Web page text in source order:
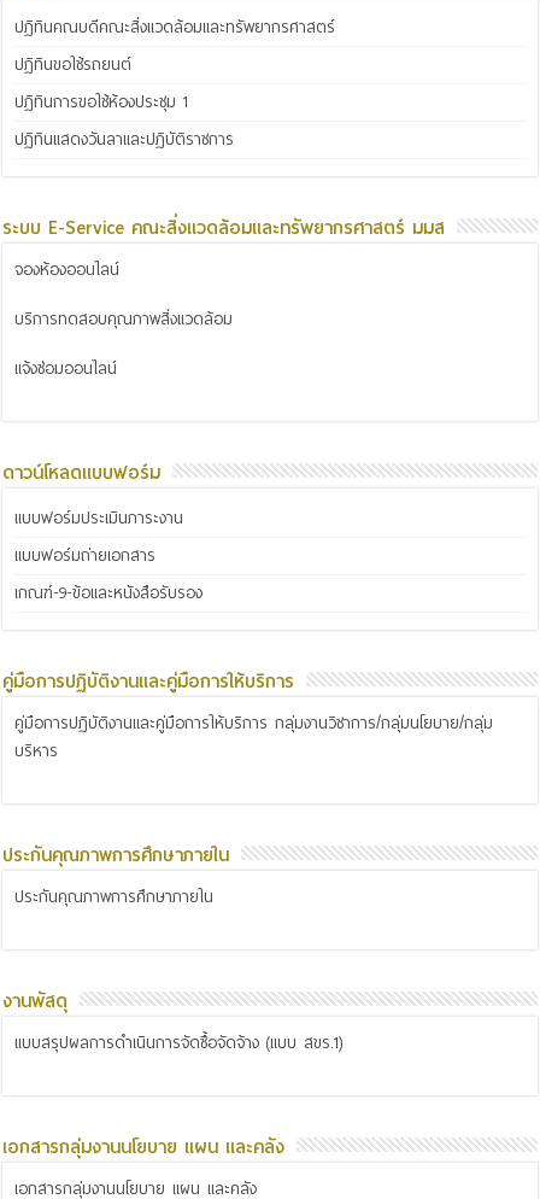
ปฏิทินคณบดีคณะสิ่งแวดล้อมและทรัพยากรศาสตร์
ปฏิทินขอใช้รถยนต์
ปฏิทินการขอใช้ห้องประชุม 1
ปฏิทินแสดงวันลาและปฏิบัติราชการ
ระบบ E-Service คณะสิ่งแวดล้อมและทรัพยากรศาสตร์ มมส
จองห้องออนไลน์
บริการทดสอบคุณภาพสิ่งแวดล้อม
แจ้งซ่อมออนไลน์
ดาวน์โหลดแบบฟอร์ม
แบบฟอร์มประเมินภาระงาน
แบบฟอร์มถ่ายเอกสาร
เกณฑ์-9-ข้อและหนังสือรับรอง
คู่มือการปฏิบัติงานและคู่มือการให้บริการ
คู่มือการปฏิบัติงานและคู่มือการให้บริการ กลุ่มงานวิชาการ/กลุ่มนโยบาย/กลุ่ม
บริหาร
ประกันคุณภาพการศึกษาภายใน
ประกันคุณภาพการศึกษาภายใน
งานพัสดุ
แบบสรุปผลการดำเนินการจัดซื้อจัดจ้าง (แบบ สขร.1)
เอกสารกลุ่มงานนโยบาย แผน และคลัง
เอกสารกลุ่มงานนโยบาย แผน และคลัง